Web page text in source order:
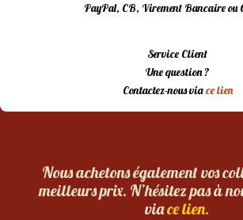
PayPal, CB, Virement Bancaire ou
Service Client
Une question ?
Contactez-nous viace lien
Nous achetons également vos
meilleurs prix. N’hésitez pas à
viace lien.